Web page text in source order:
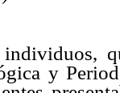
y